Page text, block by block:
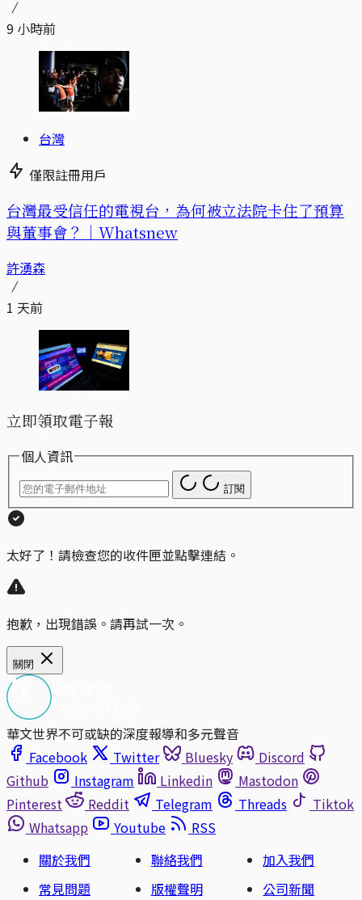
9 小時前
台灣
僅限註冊用戶
台灣最受信任的電視台，為何被立法院卡住了預算
與董事會？｜Whatsnew
許湧森
1 天前
立即領取電子報
個人資訊
訂閱
太好了！請檢查您的收件匣並點擊連結。
抱歉，出現錯誤。請再試一次。
關閉
華文世界不可或缺的深度報導和多元聲音
Facebook
Twitter Bluesky
Discord
Github
Instagram Linkedin
Mastodon
Pinterest
Reddit Telegram Threads
Tiktok
Whatsapp
Youtube
RSS
關於我們
聯絡我們
加入我們
常見問題
版權聲明 公司新聞